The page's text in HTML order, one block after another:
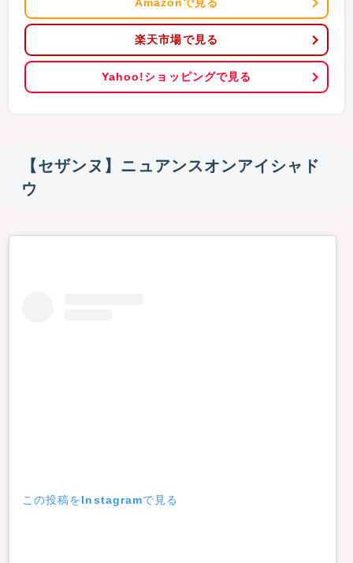
Amazonで見る
楽天市場で見る
Yahoo!ショッピングで見る
【セザンヌ】ニュアンスオンアイシャド
ウ
この投稿をInstagramで見る